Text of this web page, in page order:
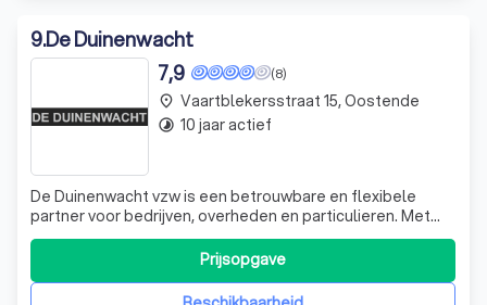
9.De Duinenwacht
(8)
7,9
De Duinenwacht vzw is een betrouwbare en flexibele
partner voor bedrijven, overheden en particulieren. Met
een team van meer dan 60 professionals, streven we naar
de beste kwaliteit en innovatie in onze dienstverlening.
Onze diversiteit aan diensten varieert van
groenonderhoud en bouwrenovatie tot e
Prijsopgave
place Vaartblekersstraat 15, Oostende
timelapse 10 jaar actief